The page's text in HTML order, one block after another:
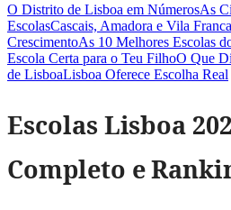
O Distrito de Lisboa em NúmerosAs
EscolasCascais, Amadora e Vila
CrescimentoAs 10 Melhores Escolas
Escola Certa para o Teu FilhoO Que
de LisboaLisboa Oferece Escolha Real
Escolas Lisboa
Completo e